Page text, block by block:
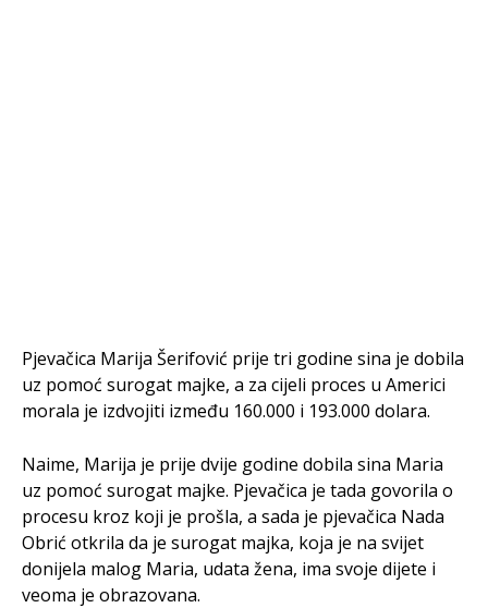
Pjevačica Marija Šerifović prije tri godine sina je dobila
uz pomoć surogat majke, a za cijeli proces u Americi
morala je izdvojiti između 160.000 i 193.000 dolara.
Naime, Marija je prije dvije godine dobila sina Maria
uz pomoć surogat majke. Pjevačica je tada govorila o
procesu kroz koji je prošla, a sada je pjevačica Nada
Obrić otkrila da je surogat majka, koja je na svijet
donijela malog Maria, udata žena, ima svoje dijete i
veoma je obrazovana.